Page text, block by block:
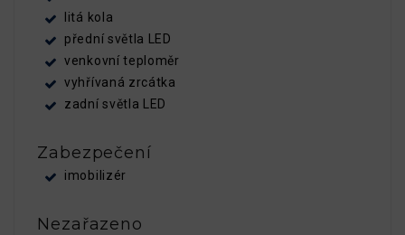
litá kola
přední světla LED
venkovní teploměr
vyhřívaná zrcátka
zadní světla LED
Zabezpečení
imobilizér
Nezařazeno